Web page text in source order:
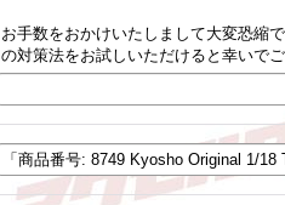
お手数をおかけいたしまして大変恐縮
の対策法をお試しいただけると幸いでご